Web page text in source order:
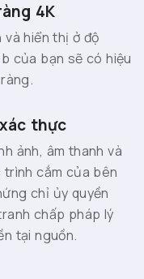
4K
và hiển thị ở độ
của bạn sẽ có hiệu
thực
ảnh, âm thanh và
cắm của bên
chỉ ủy quyền
chấp pháp lý
tại nguồn.